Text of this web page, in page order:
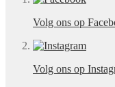
Volg ons op
Volg ons op